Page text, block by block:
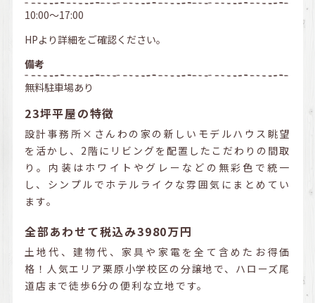
10:00～17:00
HPより詳細をご確認ください。
備考
無料駐車場あり
23坪平屋の特徴
設計事務所×さんわの家の新しいモデルハウス眺望
を活かし、2階にリビングを配置したこだわりの間取
り。内装はホワイトやグレーなどの無彩色で統一
し、シンプルでホテルライクな雰囲気にまとめてい
ます。
全部あわせて税込み3980万円
土地代、建物代、家具や家電を全て含めたお得価
格！人気エリア栗原小学校区の分譲地で、ハローズ尾
道店まで徒歩6分の便利な立地です。